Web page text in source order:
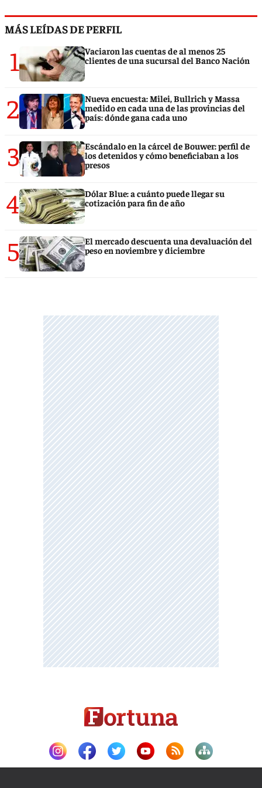
MÁS LEÍDAS DE PERFIL
1
Vaciaron las cuentas de al menos 25
clientes de una sucursal del Banco Nación
2
Nueva encuesta: Milei, Bullrich y Massa
medido en cada una de las provincias del
país: dónde gana cada uno
3
Escándalo en la cárcel de Bouwer: perfil de
los detenidos y cómo beneficiaban a los
presos
4
Dólar Blue: a cuánto puede llegar su
cotización para fin de año
5
El mercado descuenta una devaluación del
peso en noviembre y diciembre